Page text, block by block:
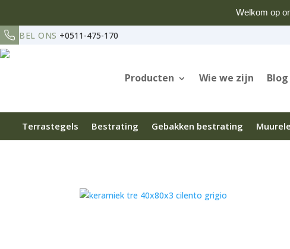
Welkom op
BEL ONS +0511-475-170
Producten Wie we zijn Blog
Terrastegels Bestrating Gebakken bestrating